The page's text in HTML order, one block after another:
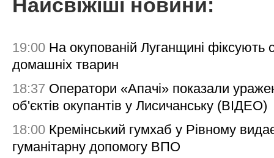
Найсвіжіші новини:
19:00 На окупованій Луганщині фіксують
домашніх тварин
18:37 Оператори «Апачі» показали
об'єктів окупантів у Лисичанську (ВІДЕО)
18:00 Кремінський гумхаб у Рівному
гуманітарну допомогу ВПО